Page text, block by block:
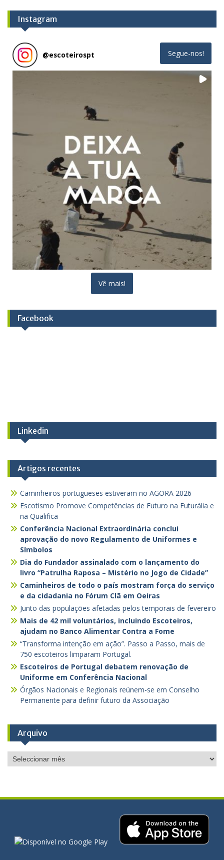
Instagram
@escoteirospt Segue-nos!
Vê mais!
Facebook
Linkedin
Artigos recentes
Caminheiros portugueses estiveram no AGORA 2026
Escotismo Promove Competências de Futuro na Futurália e
na Qualifica
Conferência Nacional Extraordinária conclui
aprovação do novo Regulamento de Uniformes e
Símbolos
Dia do Fundador assinalado com o lançamento do
livro “Patrulha Raposa – Mistério no Jogo de Cidade”
Caminheiros de todo o país mostram força do serviço
e da cidadania no Fórum Clã em Oeiras
Junto das populações afetadas pelos temporais de fevereiro
Mais de 42 mil voluntários, incluindo Escoteiros,
ajudam no Banco Alimentar Contra a Fome
“Transforma intenção em ação”. Passo a Passo, mais de
750 escoteiros limparam Portugal.
Escoteiros de Portugal debatem renovação de
Uniforme em Conferência Nacional
Órgãos Nacionais e Regionais reúnem-se em Conselho
Permanente para definir futuro da Associação
Arquivo
Arquivo